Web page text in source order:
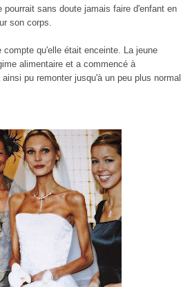
pourrait sans doute jamais faire d'enfant en
son corps
compte qu'elle était enceinte La jeune
alimentaire et a commencé à
ainsi pu remonter jusqu'à un peu plus normal